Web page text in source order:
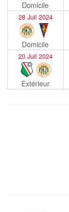
Domicile
28 Juil 2024
Domicile
20 Juil 2024
Extérieur